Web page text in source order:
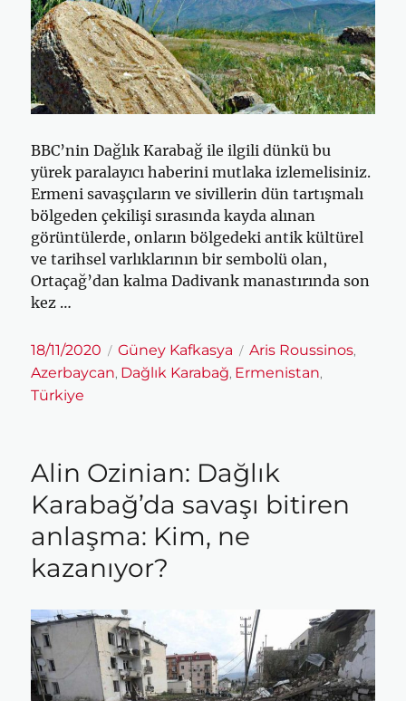
BBC’nin Dağlık Karabağ ile ilgili dünkü bu
yürek paralayıcı haberini mutlaka izlemelisiniz.
Ermeni savaşçıların ve sivillerin dün tartışmalı
bölgeden çekilişi sırasında kayda alınan
görüntülerde, onların bölgedeki antik kültürel
ve tarihsel varlıklarının bir sembolü olan,
Ortaçağ’dan kalma Dadivank manastırında son
kez …
Yayın
tarihi
18/11/2020 Kategoriler
Güney Kafkasya Etiketler
Aris Roussinos,
Azerbaycan, Dağlık Karabağ, Ermenistan,
Türkiye
Alin Ozinian: Dağlık
Karabağ’da savaşı bitiren
anlaşma: Kim, ne
kazanıyor?